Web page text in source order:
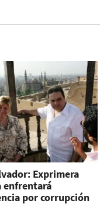
Exprimera
enfrentará
por corrupción